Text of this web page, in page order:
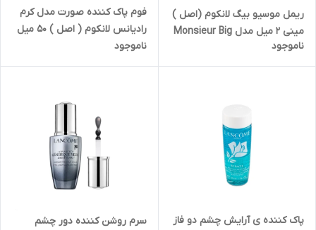
ریمل موسیو بیگ لانکوم (اصل )
مینی ۲ میل مدل Monsieur Big
2ML Lancôme Monsieur Big
Volumizing Mascara
ناموجود
فوم پاک کننده صورت مدل کرم
رادیانس لانکوم ( اصل ) ۵۰ میل
Lancome Creme Radiance
Clarifying Cream-To-Foam
ناموجود
پاک کننده ی آرایش چشم دو فاز
سرم روشن کننده دور چشم